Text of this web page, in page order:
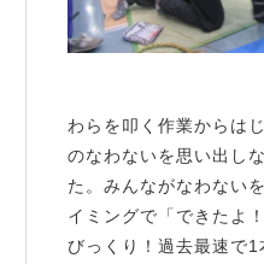
わらを叩く作業からは
のなわないを思い出し
た。みんながなわない
イミングで「できたよ
びっくり！過去最速で